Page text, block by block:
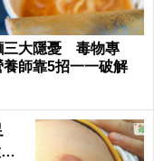
三大隱憂 毒物專
養師靠5招一一破解